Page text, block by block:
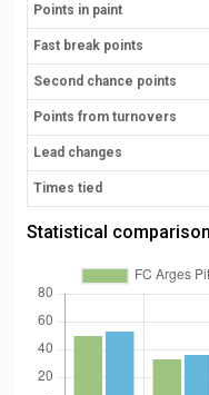
Points in paint
Fast break points
Second chance points
Points from turnovers
Lead changes
Times tied
Statistical comparison